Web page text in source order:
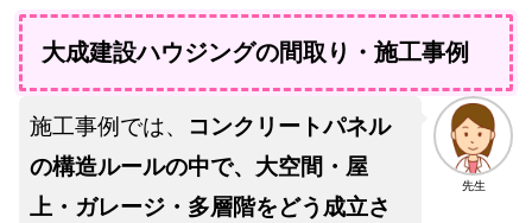
大成建設ハウジングの間取り・施工事例
先生
施工事例では、 コンクリートパネル
の構造ルールの中で、大空間・屋
上・ガレージ・多層階をどう成立さ